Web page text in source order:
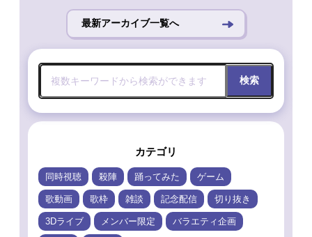
最新アーカイブ一覧へ
検索
カテゴリ
同時視聴 殺陣 踊ってみた ゲーム
歌動画 歌枠 雑談 記念配信 切り抜き
3Dライブ メンバー限定 バラエティ企画